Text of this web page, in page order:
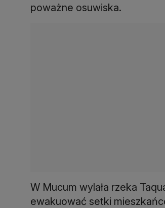
poważne osuwiska.
W Mucum wylała rzeka
ewakuować setki